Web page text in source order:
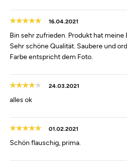
16.04.2021
Bin sehr zufrieden. Produkt hat
Sehr schöne Qualität. Saubere und
Farbe entspricht dem Foto.
24.03.2021
alles ok
01.02.2021
Schön flauschig, prima.